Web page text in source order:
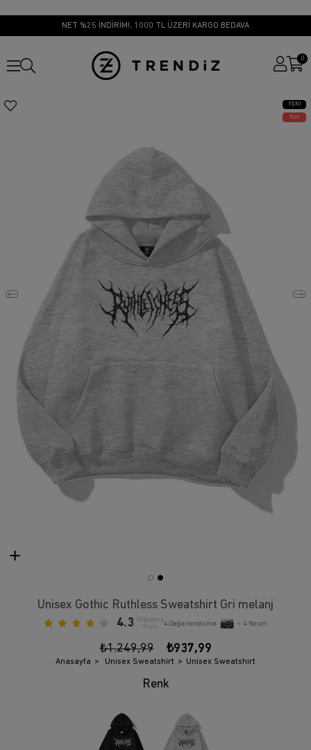
NET %25 İNDİRİM!, 1000 TL ÜZERİ KARGO BEDAVA
0
YENI
ÜRÜN
25
Unisex Gothic Ruthless Sweatshirt Gri melanj
4.3 Ortalama
Puan
4 Değerlendirme • 4Yorum
₺1.249,99 ₺937,99
Anasayfa Unisex Sweatshirt Unisex Sweatshirt